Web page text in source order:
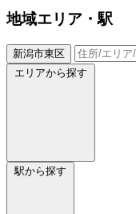
地域エリア・駅
新潟市東区
エリアから探す
駅から探す